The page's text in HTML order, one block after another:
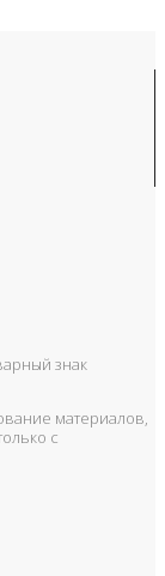
знак
материалов,
с